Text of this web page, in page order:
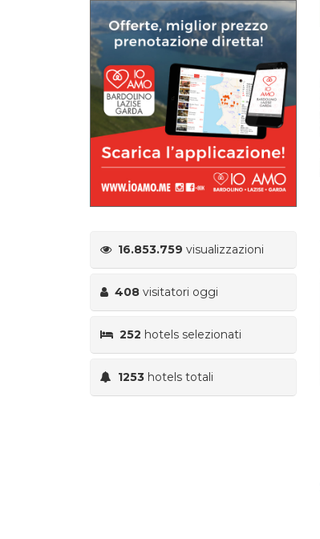
16.853.759 visualizzazioni
408 visitatori oggi
252 hotels selezionati
1253 hotels totali